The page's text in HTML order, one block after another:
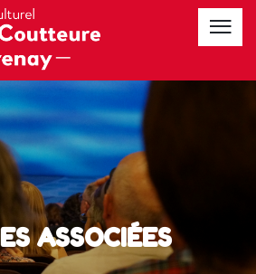
ASSOCIÉES